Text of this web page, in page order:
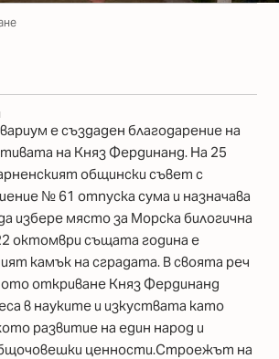
е създаден благодарение на
на Княз Фердинанд. На 25
общински съвет с
№ 61 отпуска сума и назначава
избере място за Морска билогична
октомври същата година е
камък на сградата. В своята реч
откриване Княз Фердинанд
в науките и изкуствата като
развитие на един народ и
ценности.Строежът на